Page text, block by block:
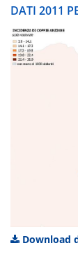
DATI 2011
Download